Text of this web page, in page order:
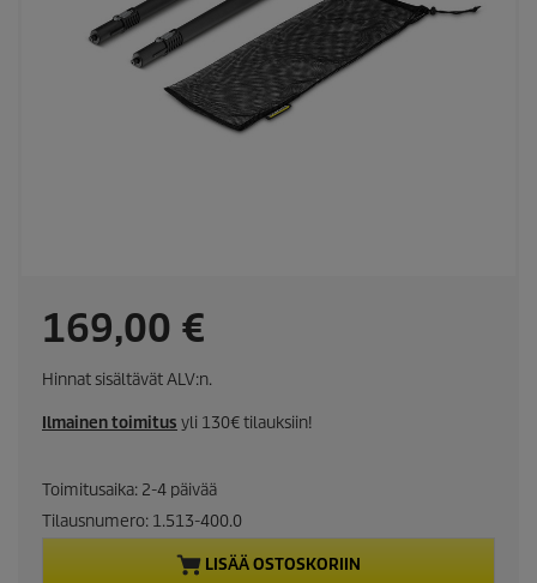
C
u
r
r
e
n
169,00 €
Hinnat sisältävät ALV:n.
Ilmainen toimitus yli 130€ tilauksiin!
Toimitusaika: 2-4 päivää
Tilausnumero: 1.513-400.0
LISÄÄ OSTOSKORIIN